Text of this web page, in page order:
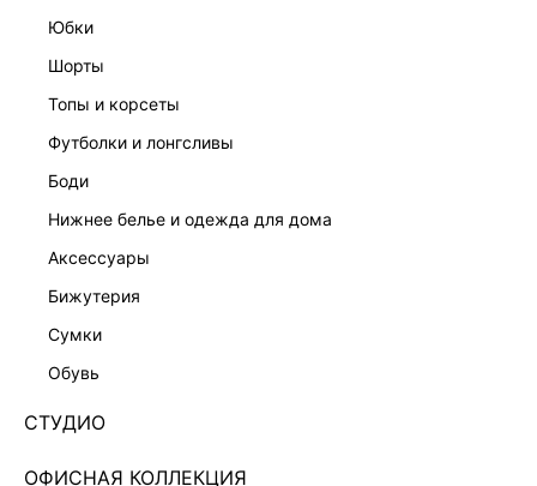
юбки
шорты
топы и корсеты
футболки и лонгсливы
боди
нижнее белье и одежда для дома
аксессуары
бижутерия
сумки
обувь
СТУДИО
ОФИСНАЯ КОЛЛЕКЦИЯ
5256612512-195